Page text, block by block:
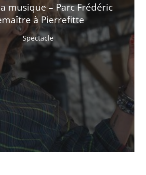
musique – Parc Frédéric
à Pierrefitte
Spectacle